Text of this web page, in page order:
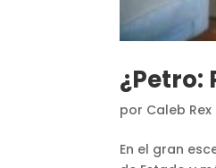
¿Petro:
por Caleb Rex
En el gran